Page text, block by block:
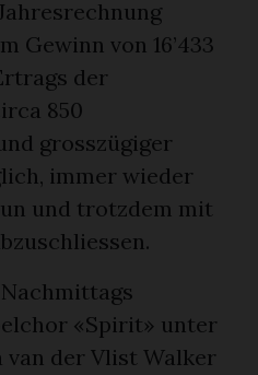
Gewinn von 16’433
der
850
grosszügiger
immer wieder
und trotzdem mit
«Spirit» unter
van der Vlist Walker